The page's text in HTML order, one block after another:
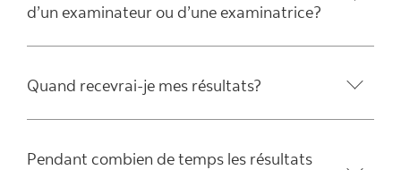
d’un examinateur ou d’une examinatrice?
Quand recevrai-je mes résultats?
Pendant combien de temps les résultats